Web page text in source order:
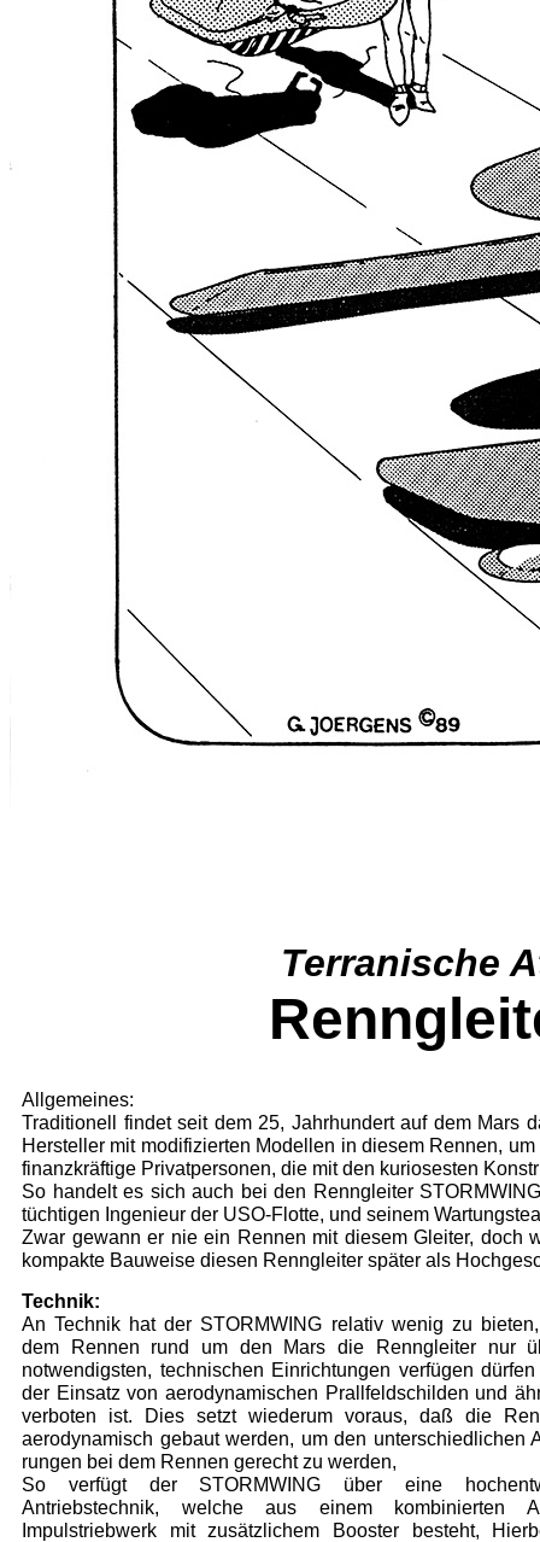
Terranische
Allgemeines:
Traditionell findet seit dem 25, Jahrhundert auf dem Mars
Hersteller mit modifizierten Modellen in diesem Rennen,
finanzkräftige Privat­personen, die mit den kuriosesten
So handelt es sich auch bei den Renngleiter
tüchtigen Ingenieur der USO-Flotte, und seinem Wartungs­
Zwar gewann er nie ein Rennen mit diesem Gleiter, doch
kompakte Bau­weise diesen Renngleiter später als
Technik:
An Technik hat der STORMWING relativ wenig zu
dem Rennen rund um den Mars die Renngleiter nur
notwendigsten, techni­schen Einrichtungen verfügen
der Einsatz von aerodynamischen Prallfeldschilden und
verboten ist. Dies setzt wiederum voraus, daß die
aerodynamisch ge­baut werden, um den unterschiedlichen
rungen bei dem Rennen gerecht zu werden,
So verfügt der STORMWING über eine
Antriebstechnik, welche aus einem kom­binierten
Impulstriebwerk mit zusätzli­chem Booster besteht,